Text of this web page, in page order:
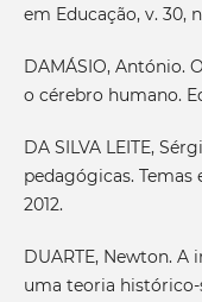
em Educação, v. 30,
DAMÁSIO, António.
o cérebro humano.
DA SILVA LEITE,
pedagógicas. Temas
2012.
DUARTE, Newton.
uma teoria